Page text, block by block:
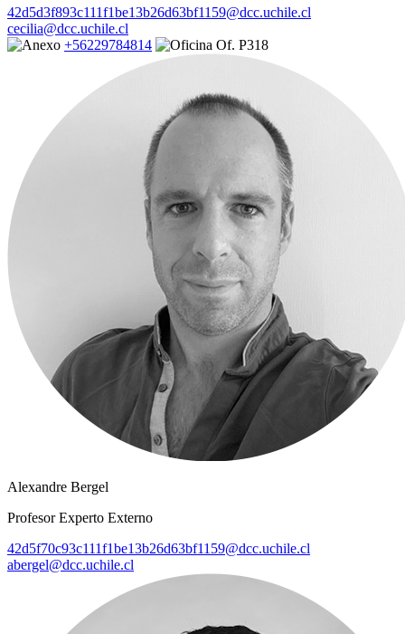
42d5d3f893c111f1be13b26d63bf1159@dcc.uchile.cl
cecilia@dcc.uchile.cl
+56229784814
Of. P318
Alexandre Bergel
Profesor Experto Externo
42d5f70c93c111f1be13b26d63bf1159@dcc.uchile.cl
abergel@dcc.uchile.cl